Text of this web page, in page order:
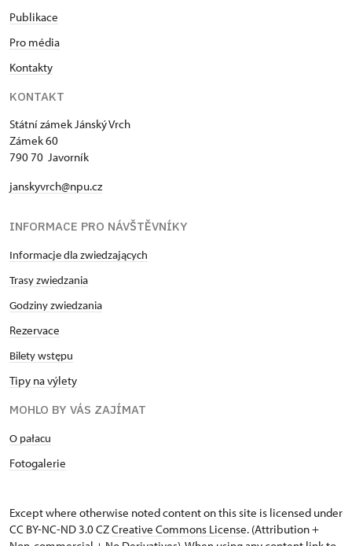
Publikace
Pro média
Kontakty
KONTAKT
Státní zámek Jánský Vrch
Zámek 60
790 70 Javorník
janskyvrch@npu.cz
INFORMACE PRO NÁVŠTĚVNÍKY
Informacje dla zwiedzających
Trasy zwiedzania
Godziny zwiedzania
Rezervace
Bilety wstępu
Tipy na výlety
MOHLO BY VÁS ZAJÍMAT
O pałacu
Fotogalerie
Except where otherwise noted content on this site is licensed under
CC BY-NC-ND 3.0 CZCreative Commons License. (Attribution +